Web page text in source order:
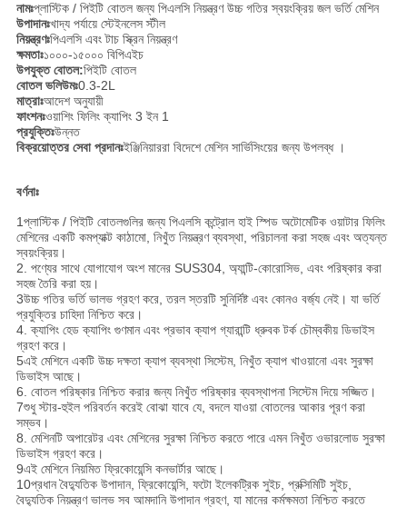
নামঃপ্লাস্টিক / পিইটি বোতল জন্য পিএলসি নিয়ন্ত্রণ উচ্চ গতির স্বয়ংক্রিয় জল ভর্তি মেশিন
উপাদানঃখাদ্য পর্যায়ে স্টেইনলেস স্টীল
নিয়ন্ত্রণঃপিএলসি এবং টাচ স্ক্রিন নিয়ন্ত্রণ
ক্ষমতাঃ১০০০-১৫০০০ বিপিএইচ
উপযুক্ত বোতল:পিইটি বোতল
বোতল ভলিউমঃ0.3-2L
মাত্রাঃআদেশ অনুযায়ী
ফাংশনঃওয়াশিং ফিলিং ক্যাপিং 3 ইন 1
প্রযুক্তিঃউন্নত
বিক্রয়োত্তর সেবা প্রদানঃইঞ্জিনিয়াররা বিদেশে মেশিন সার্ভিসিংয়ের জন্য উপলব্ধ ।
বর্ণনাঃ
1প্লাস্টিক / পিইটি বোতলগুলির জন্য পিএলসি কন্ট্রোল হাই স্পিড অটোমেটিক ওয়াটার ফিলিং
মেশিনের একটি কমপ্যাক্ট কাঠামো, নিখুঁত নিয়ন্ত্রণ ব্যবস্থা, পরিচালনা করা সহজ এবং অত্যন্ত
স্বয়ংক্রিয়।
2. পণ্যের সাথে যোগাযোগ অংশ মানের SUS304, অ্যান্টি-কোরোসিভ, এবং পরিষ্কার করা
সহজ তৈরি করা হয়।
3উচ্চ গতির ভর্তি ভালভ গ্রহণ করে, তরল স্তরটি সুনির্দিষ্ট এবং কোনও বর্জ্য নেই। যা ভর্তি
প্রযুক্তির চাহিদা নিশ্চিত করে।
4. ক্যাপিং হেড ক্যাপিং গুণমান এবং প্রভাব ক্যাপ গ্যারান্টি ধ্রুবক টর্ক চৌম্বকীয় ডিভাইস
গ্রহণ করে।
5এই মেশিনে একটি উচ্চ দক্ষতা ক্যাপ ব্যবস্থা সিস্টেম, নিখুঁত ক্যাপ খাওয়ানো এবং সুরক্ষা
ডিভাইস আছে।
6. বোতল পরিষ্কার নিশ্চিত করার জন্য নিখুঁত পরিষ্কার ব্যবস্থাপনা সিস্টেম দিয়ে সজ্জিত।
7শুধু স্টার-হুইল পরিবর্তন করেই বোঝা যাবে যে, বদলে যাওয়া বোতলের আকার পূরণ করা
সম্ভব।
8. মেশিনটি অপারেটর এবং মেশিনের সুরক্ষা নিশ্চিত করতে পারে এমন নিখুঁত ওভারলোড সুরক্ষা
ডিভাইস গ্রহণ করে।
9এই মেশিনে নিয়মিত ফ্রিকোয়েন্সি কনভার্টার আছে।
10প্রধান বৈদ্যুতিক উপাদান, ফ্রিকোয়েন্সি, ফটো ইলেকট্রিক সুইচ, প্রক্সিমিটি সুইচ,
বৈদ্যুতিক নিয়ন্ত্রণ ভালভ সব আমদানি উপাদান গ্রহণ, যা মানের কর্মক্ষমতা নিশ্চিত করতে